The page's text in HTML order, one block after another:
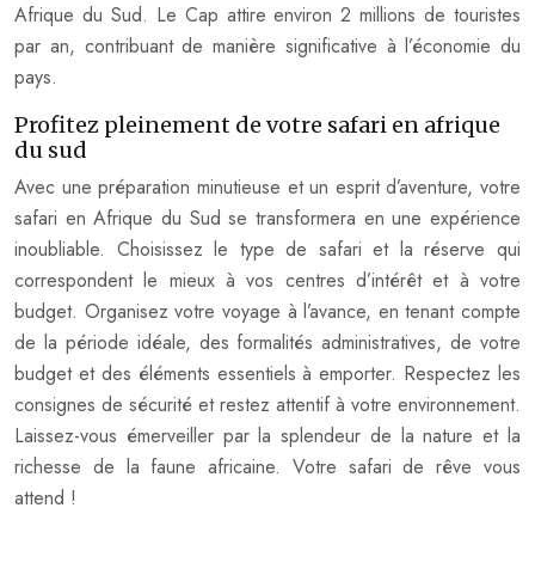
Afrique du Sud. Le Cap attire environ 2 millions de touristes
par an, contribuant de manière significative à l’économie du
pays.
Profitez pleinement de votre safari en afrique
du sud
Avec une préparation minutieuse et un esprit d’aventure, votre
safari en Afrique du Sud se transformera en une expérience
inoubliable. Choisissez le type de safari et la réserve qui
correspondent le mieux à vos centres d’intérêt et à votre
budget. Organisez votre voyage à l’avance, en tenant compte
de la période idéale, des formalités administratives, de votre
budget et des éléments essentiels à emporter. Respectez les
consignes de sécurité et restez attentif à votre environnement.
Laissez-vous émerveiller par la splendeur de la nature et la
richesse de la faune africaine. Votre safari de rêve vous
attend !